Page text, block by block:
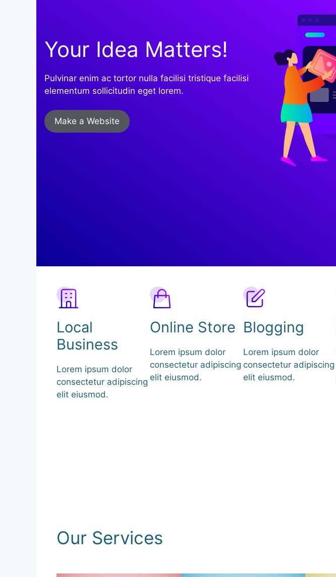
Your Idea Matters!
Pulvinar enim ac tortor nulla facilisi tristique facilisi
elementum sollicitudin eget lorem.
Make a Website
Local
Business
Lorem ipsum dolor
consectetur adipiscing
elit eiusmod.
Online Store
Lorem ipsum dolor
consectetur adipiscing
elit eiusmod.
Blogging
Lorem ipsum dolor
consectetur adipiscing
elit eiusmod.
Our Services